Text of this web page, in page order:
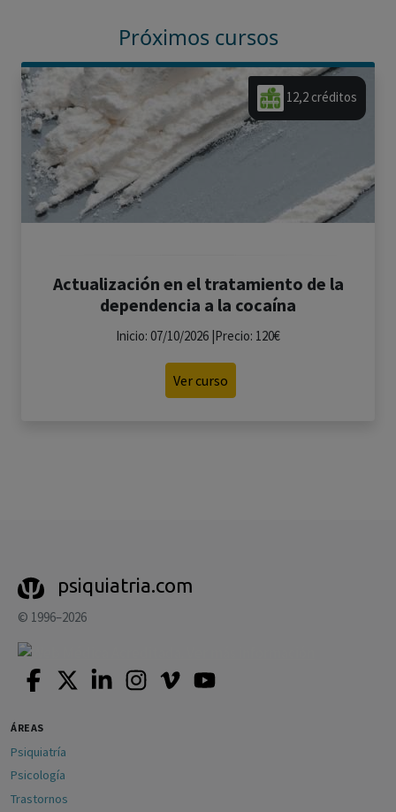
Próximos cursos
12,2 créditos
Actualización en el tratamiento de la
dependencia a la cocaína
Inicio: 07/10/2026 |Precio: 120€
Ver curso
psiquiatria.com
© 1996–2026
ÁREAS
Psiquiatría
Psicología
Trastornos